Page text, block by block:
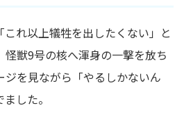
れ以上犠牲を出したくない」と
怪獣9号の核へ渾身の一撃を放ち
ジを見ながら「やるしかないん
した。